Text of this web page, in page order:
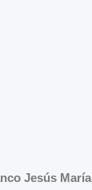
Jesús